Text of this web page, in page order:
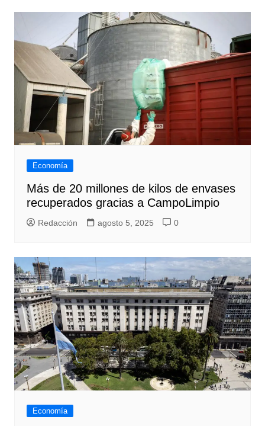
Economía
Más de 20 millones de kilos de envases
recuperados gracias a CampoLimpio
Redacción agosto 5, 2025 0
Economía